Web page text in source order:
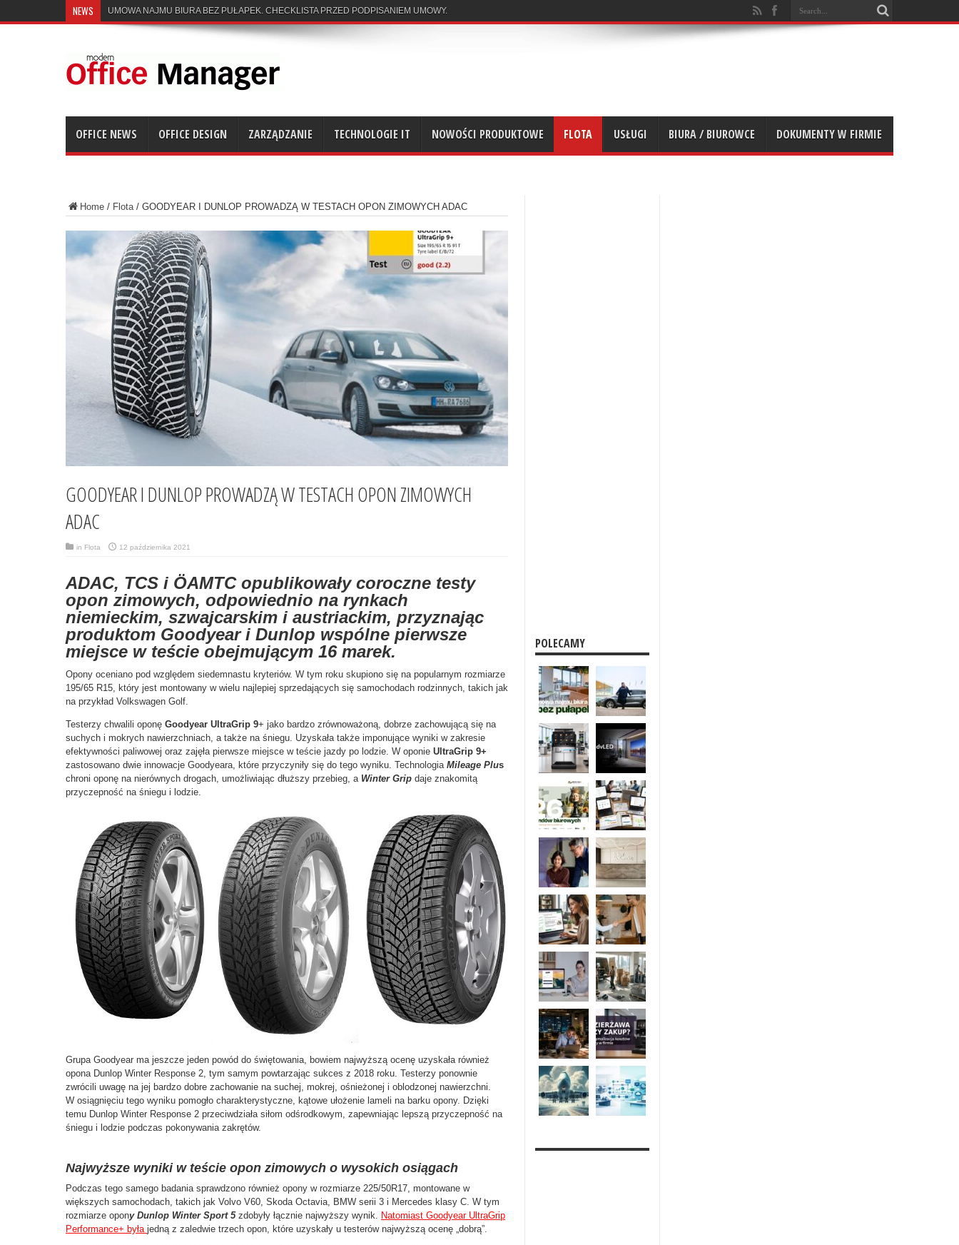
NEWS UMOWA NAJMU BIURA BEZ PUŁAPEK. CHECKLISTA PRZED PODPISANIEM UMOWY.
OFFICE NEWS OFFICE DESIGN ZARZĄDZANIE TECHNOLOGIE IT NOWOŚCI PRODUKTOWE FLOTA USŁUGI BIURA / BIUROWCE DOKUMENTY W FIRMIE
Home / Flota/ GOODYEAR I DUNLOP PROWADZĄ W TESTACH OPON ZIMOWYCH ADAC
GOODYEAR I DUNLOP PROWADZĄ W TESTACH OPON ZIMOWYCH
ADAC
in Flota 12 października 2021
ADAC, TCS i ÖAMTC opublikowały coroczne testy
opon zimowych, odpowiednio na rynkach
niemieckim, szwajcarskim i austriackim, przyznając
produktom Goodyear i Dunlop wspólne pierwsze
miejsce w teście obejmującym 16 marek.
Opony oceniano pod względem siedemnastu kryteriów. W tym roku skupiono się na popularnym rozmiarze
195/65 R15, który jest montowany w wielu najlepiej sprzedających się samochodach rodzinnych, takich jak
na przykład Volkswagen Golf.
Testerzy chwalili oponę Goodyear UltraGrip 9+ jako bardzo zrównoważoną, dobrze zachowującą się na
suchych i mokrych nawierzchniach, a także na śniegu. Uzyskała także imponujące wyniki w zakresie
efektywności paliwowej oraz zajęła pierwsze miejsce w teście jazdy po lodzie. W oponie UltraGrip 9+
zastosowano dwie innowacje Goodyeara, które przyczyniły się do tego wyniku. Technologia Mileage Plus
chroni oponę na nierównych drogach, umożliwiając dłuższy przebieg, a Winter Grip daje znakomitą
przyczepność na śniegu i lodzie.
Grupa Goodyear ma jeszcze jeden powód do świętowania, bowiem najwyższą ocenę uzyskała również
opona Dunlop Winter Response 2, tym samym powtarzając sukces z 2018 roku. Testerzy ponownie
zwrócili uwagę na jej bardzo dobre zachowanie na suchej, mokrej, ośnieżonej i oblodzonej nawierzchni.
W osiągnięciu tego wyniku pomogło charakterystyczne, kątowe ułożenie lameli na barku opony. Dzięki
temu Dunlop Winter Response 2 przeciwdziała siłom odśrodkowym, zapewniając lepszą przyczepność na
śniegu i lodzie podczas pokonywania zakrętów.
Najwyższe wyniki w teście opon zimowych o wysokich osiągach
Podczas tego samego badania sprawdzono również opony w rozmiarze 225/50R17, montowane w
większych samochodach, takich jak Volvo V60, Skoda Octavia, BMW serii 3 i Mercedes klasy C. W tym
rozmiarze opony Dunlop Winter Sport 5zdobyły łącznie najwyższy wynik.
Natomiast Goodyear UltraGrip
Performance+ była jedną z zaledwie trzech opon, które uzyskały u testerów najwyższą ocenę „dobrą”.
POLECAMY